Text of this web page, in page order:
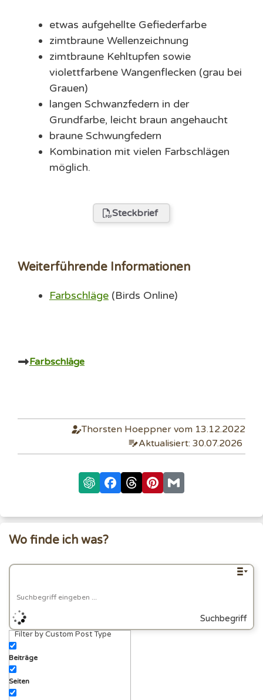
etwas aufgehellte Gefiederfarbe
zimtbraune Wellenzeichnung
zimtbraune Kehltupfen sowie
violettfarbene Wangenflecken (grau bei
Grauen)
langen Schwanzfedern in der
Grundfarbe, leicht braun angehaucht
braune Schwungfedern
Kombination mit vielen Farbschlägen
möglich.
Steckbrief
Weiterführende Informationen
Farbschläge (Birds Online)
Farbschläge
Thorsten Hoeppner vom 13.12.2022
Aktualisiert: 30.07.2026
Wo finde ich was?
Suchbegriff
Filter by Custom Post Type
Beiträge
Seiten